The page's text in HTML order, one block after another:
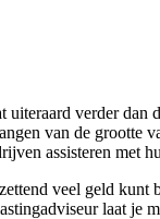
verder dan
van de grootte
assisteren met
veel geld kunt
laat je